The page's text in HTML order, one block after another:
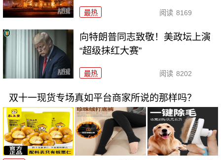
最热 阅读 8169
向特朗普同志致敬！美政坛上演
“超级抹红大赛”
最热 阅读 8202
双十一现货专场真如平台商家所说的那样吗？